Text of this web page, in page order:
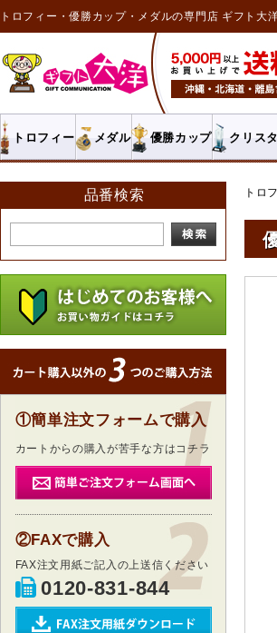
トロフィー・優勝カップ・メダルの専門店 ギフト大
トロフィー メダル 優勝カップ クリス
トロ
品番検索
①簡単注文フォームで購入
カートからの購入が苦手な方はコチラ
②FAXで購入
FAX注文用紙ご記入の上送信ください
0120-831-844